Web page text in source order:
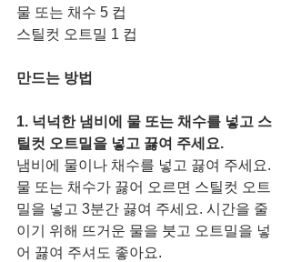
물 또는 채수 5 컵
스틸컷 오트밀 1 컵
만드는 방법
1. 넉넉한 냄비에 물 또는 채수를 넣고 스
틸컷 오트밀을 넣고 끓여 주세요.
냄비에 물이나 채수를 넣고 끓여 주세요.
물 또는 채수가 끓어 오르면 스틸컷 오트
밀을 넣고 3분간 끓여 주세요. 시간을 줄
이기 위해 뜨거운 물을 붓고 오트밀을 넣
어 끓여 주셔도 좋아요.